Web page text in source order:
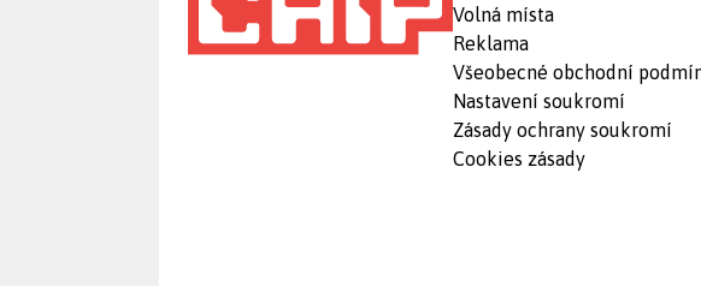
Volná místa
Reklama
Všeobecné obchodní
Nastavení soukromí
Zásady ochrany soukromí
Cookies zásady